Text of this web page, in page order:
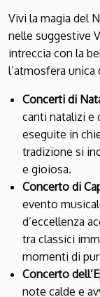
Vivi la magia del
nelle suggestive
intreccia con la
l’atmosfera
Concerti di
canti natalizi e
eseguite in
tradizione si
e gioiosa.
Concerto di
evento
d’eccellenza
tra classici
momenti di
Concerto
note calde e